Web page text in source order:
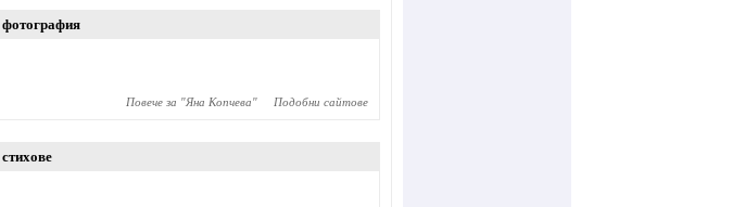
фотография
Повече за "Яна Копчева" Подобни сайтове
стихове